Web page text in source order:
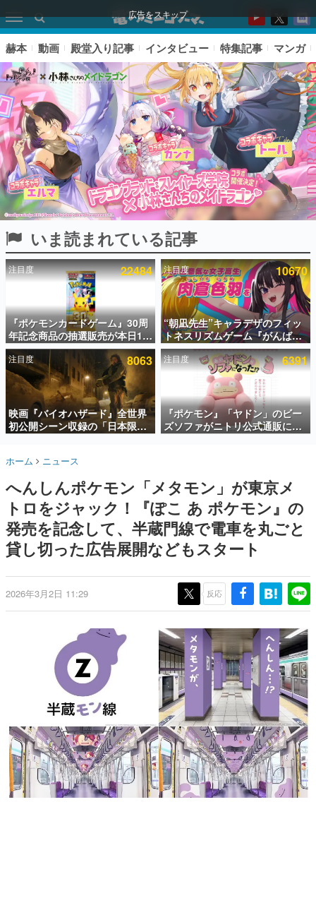
広告をスキップ
ピックアップ
電ファミのいま読まれている記事ランキング
アプリセール情報
インタビュー
連載・特集一覧
殿堂入り記事
SNS拡散数が数千以上！ ページビュー数万以上！ などな
ど。多くの人々に読まれた、電ファミ渾身の“殿堂入り”記
事をまとめました。
名作ゲームクリエイターの方々に製作時のエピソードをお
きます。
赫本
この物語を解いてはいけない。『赫本』は、〈試験問題〉
の形をした短編ホラー小説集です。
これからのデジタルゲーム市場を担う若きクリエイター達
の姿を追い、彼らのルーツと情熱を探っていきます。
ゲームに多大な影響を受けた作家さんに取材し、ゲームが
日本のコンテンツ産業やカルチャーに与えた影響を探る企
画です。
日本モバイルゲーム産業史
日本のモバイルゲーム史における主要なトピック・タイト
ルを網羅するほか、開発者へのインタビューや識者による
解説を掲載。約20年の歴史が一望できる決定版！
若ゲのいたり〜ゲームクリエイターの青春〜
『うつヌケ』『ペンと箸』等で知られるマンガ家・田中圭
一先生によるゲーム業界レポートマンガです。
なんでゲームは面白い？
赫本 動画 殿堂入り記事 インタビュー 特集記事 マンガ
いま読まれている記事
注目度 22484
『ポケモンカードゲーム』30周
年記念商品の抽選販売が本日12
時より開始。拡張パック「30th
CELEBRATION」のボックス
に、「プレミアムデッキセット
エーフィ・ブラッキー」
「FUTURISTIC BOX」の計3商
品
注目度 10670
“朝凪先生”キャラデザのフィッ
トネスリズムゲーム『がんば
れ！チアリズム』Steamストア
ページが公開。キャラクターの
CVは陽向葵ゅかさん
注目度 8063
映画『バイオハザード』全世界
初公開シーン収録の「日本限
定」予告映像が解禁。バイオの
「ラクーンシティ総合病院」へ
注目度 6391
『ポケモン』「ヤドン」のビー
ズソファがニトリ公式通販にて
販売中。かわいらしい顔や立体
ホーム ニュース
へんしんポケモン「メタモン」が東京メ
トロをジャック！『ぽこ あ ポケモン』の
発売を記念して、半蔵門線で電車を丸ごと
貸し切った広告展開などもスタート
2026年3月2日 11:29 反応